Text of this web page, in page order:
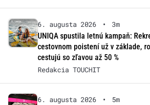
6. augusta 2026 •
3m
UNIQA spustila letnú kampaň:
cestovnom poistení už v základe,
cestujú so zľavou až 50 %
Redakcia TOUCHIT
6. augusta 2026 •
5m